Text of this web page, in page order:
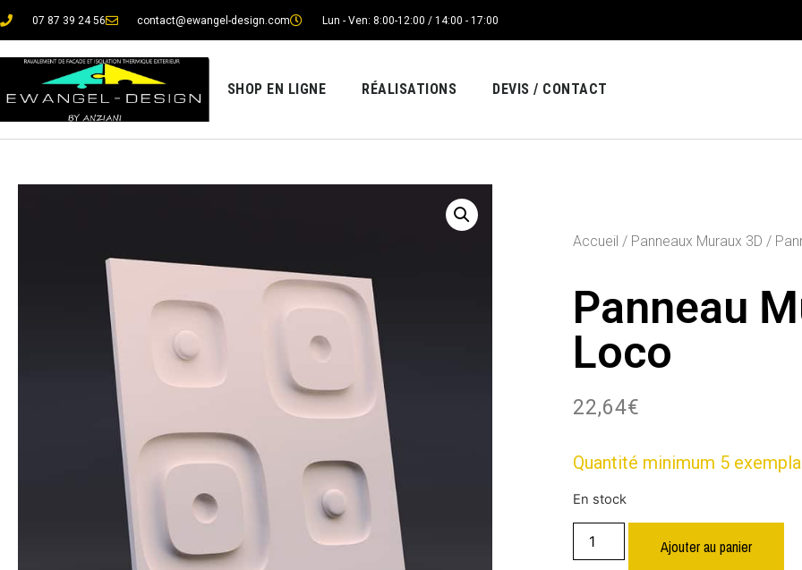
07 87 39 24 56 contact@ewangel-design.com Lun - Ven: 8:00-12:00 / 14:00 - 17:00
SHOP EN LIGNE RÉALISATIONS DEVIS / CONTACT
Accueil / Panneaux Muraux 3D /
Panneau
Loco
22,64€
Quantité minimum 5
En stock
Ajouter au panier